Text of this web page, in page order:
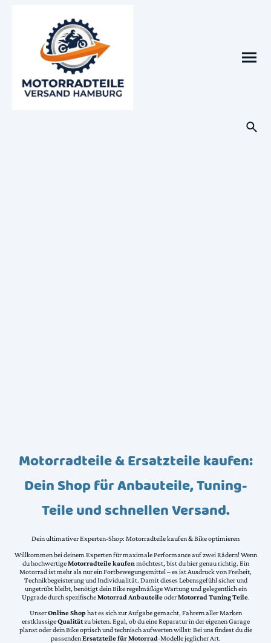
Motorradteile & Ersatzteile kaufen:
Dein Shop für Anbauteile, Tuning-
Teile und schnellen Versand.
Dein ultimativer Experten-Shop: Motorradteile kaufen & Bike optimieren
Willkommen bei deinem Experten für maximale Performance auf zwei Rädern! Wenn
du hochwertigeMotorradteile kaufen möchtest, bist du hier genau richtig. Ein
Motorrad ist mehr als nur ein Fortbewegungsmittel – es ist Ausdruck von Freiheit,
Technikbegeisterung und Individualität. Damit dieses Lebensgefühl sicher und
ungetrübt bleibt, benötigt dein Bike regelmäßige Wartung und gelegentlich ein
Upgrade durch spezifischeMotorrad AnbauteileoderMotorrad Tuning Teile.
UnserOnline Shophat es sich zur Aufgabe gemacht, Fahrern aller Marken
erstklassigeQualitätzu bieten. Egal, ob du eine Reparatur in der eigenen Garage
planst oder dein Bike optisch und technisch aufwerten willst: Bei uns findest du die
passendenErsatzteile für Motorrad-Modelle jeglicher Art.